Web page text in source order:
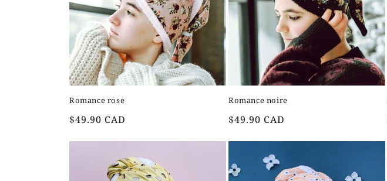
Romance rose
Prix
$49.90 CAD
Romance noire
Prix
$49.90 CAD